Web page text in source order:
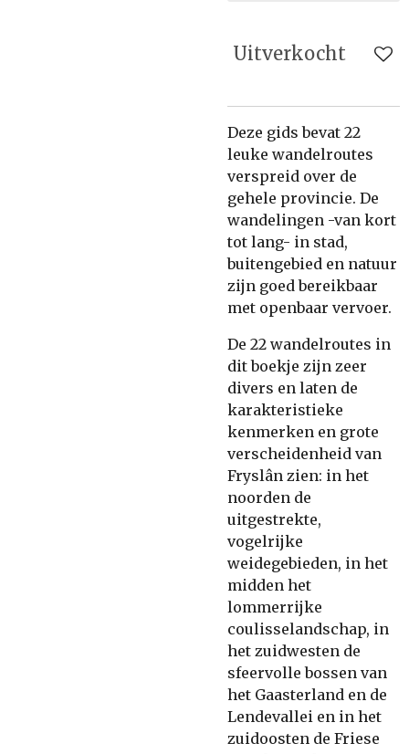
Uitverkocht
Deze gids bevat 22
leuke wandelroutes
verspreid over de
gehele provincie. De
wandelingen -van kort
tot lang- in stad,
buitengebied en natuur
zijn goed bereikbaar
met openbaar vervoer.
De 22 wandelroutes in
dit boekje zijn zeer
divers en laten de
karakteristieke
kenmerken en grote
verscheidenheid van
Fryslân zien: in het
noorden de
uitgestrekte,
vogelrijke
weidegebieden, in het
midden het
lommerrijke
coulisselandschap, in
het zuidwesten de
sfeervolle bossen van
het Gaasterland en de
Lendevallei en in het
zuidoosten de Friese